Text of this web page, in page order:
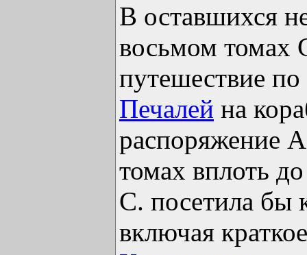
В оставшихся
восьмом томах
путешествие по
Печалей на
распоряжение
томах вплоть
С. посетила бы
включая